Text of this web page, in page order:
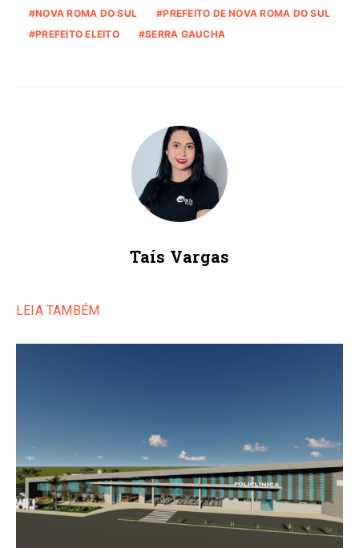
NOVA ROMA DO SUL
PREFEITO DE NOVA ROMA DO SUL
PREFEITO ELEITO
SERRA GAUCHA
Taís Vargas
LEIA TAMBÉM